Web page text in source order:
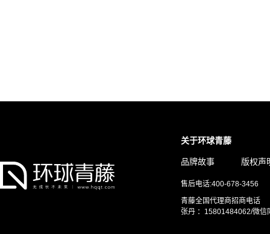
关于环球青藤
品牌故事 版权声
售后电话:400-678-3456
青藤全国代理商招商电话
张丹 ：15801484062/微